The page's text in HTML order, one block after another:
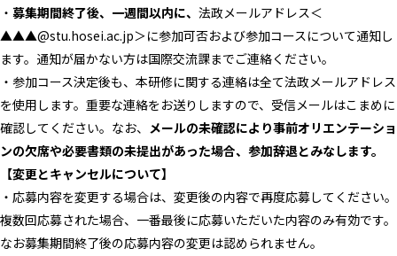
・ 募集期間終了後、一週間以内に、 法政メールアドレス＜
▲▲▲@stu.hosei.ac.jp＞に参加可否および参加コースについて通知し
ます。通知が届かない方は国際交流課までご連絡ください。
・参加コース決定後も、本研修に関する連絡は全て法政メールアドレス
を使用します。重要な連絡をお送りしますので、受信メールはこまめに
確認してください。なお、 メールの未確認により事前オリエンテーショ
ンの欠席や必要書類の未提出があった場合、参加辞退とみなします。
【変更とキャンセルについて】
・応募内容を変更する場合は、変更後の内容で再度応募してください。
複数回応募された場合、一番最後に応募いただいた内容のみ有効です。
なお募集期間終了後の応募内容の変更は認められません。